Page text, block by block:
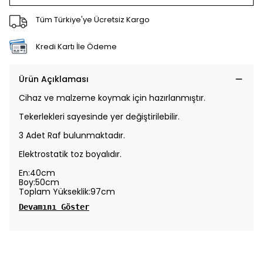
Tüm Türkiye'ye Ücretsiz Kargo
Kredi Kartı İle Ödeme
Ürün Açıklaması
Cihaz ve malzeme koymak için hazırlanmıştır.
Tekerlekleri sayesinde yer değiştirilebilir.
3 Adet Raf bulunmaktadır.
Elektrostatik toz boyalıdır.
En:40cm
Boy:50cm
Toplam Yükseklik:97cm
Devamını Göster